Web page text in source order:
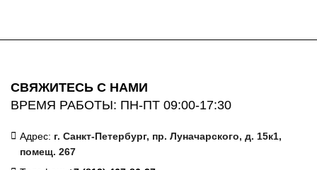
СВЯЖИТЕСЬ С НАМИ
ВРЕМЯ РАБОТЫ: ПН-ПТ 09:00-17:30
Адрес: г. Санкт-Петербург, пр. Луначарского, д. 15к1,
помещ. 267